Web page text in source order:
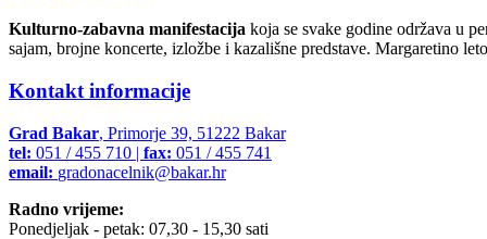
Kulturno-zabavna manifestacija koja se svake godine održava u
sajam, brojne koncerte, izložbe i kazališne predstave. Margaretino
Kontakt informacije
Grad Bakar, Primorje 39, 51222 Bakar
tel: 051 / 455 710 | fax: 051 / 455 741
email: gradonacelnik@bakar.hr
Radno vrijeme:
Ponedjeljak - petak: 07,30 - 15,30 sati